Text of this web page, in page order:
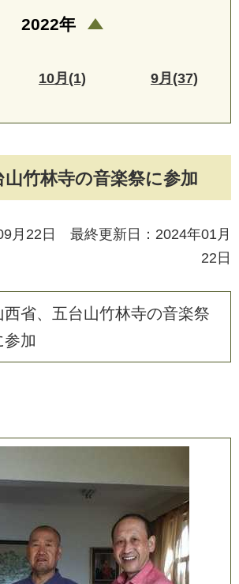
山竹林寺の音楽祭に参加
月22日 最終更新日：2024年01月
22日
西省、 五台山竹林寺の音楽祭
参加
2022年
10月(1) 9月(37)